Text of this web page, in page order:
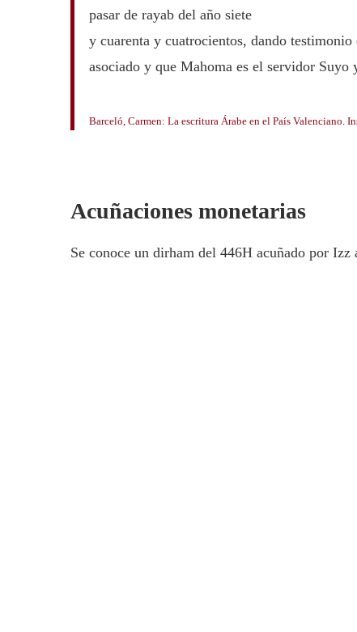
pasar de rayab del año siete
y cuarenta y cuatrocientos, dando
asociado y que Mahoma es el servidor Suyo
Barceló, Carmen: La escritura Árabe en el País Valenciano.
Acuñaciones monetarias
Se conoce un dirham del 446H acuñado por